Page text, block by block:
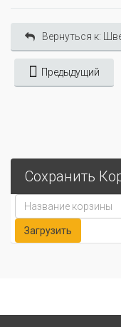
Вернуться к:
Предыдущий
Сохранить